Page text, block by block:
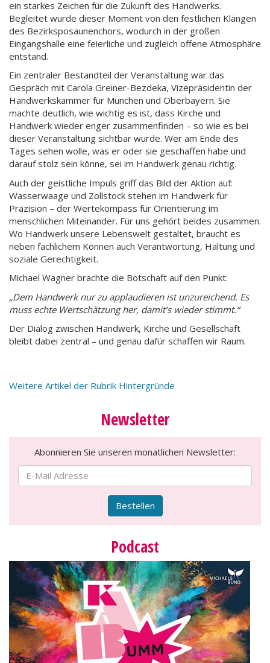
ein starkes Zeichen für die Zukunft des Handwerks.
Begleitet wurde dieser Moment von den festlichen Klängen
des Bezirksposaunenchors, wodurch in der großen
Eingangshalle eine feierliche und zugleich offene Atmosphäre
entstand.
Ein zentraler Bestandteil der Veranstaltung war das
Gespräch mit Carola Greiner-Bezdeka, Vizepräsidentin der
Handwerkskammer für München und Oberbayern. Sie
machte deutlich, wie wichtig es ist, dass Kirche und
Handwerk wieder enger zusammenfinden – so wie es bei
dieser Veranstaltung sichtbar wurde. Wer am Ende des
Tages sehen wolle, was er oder sie geschaffen habe und
darauf stolz sein könne, sei im Handwerk genau richtig.
Auch der geistliche Impuls griff das Bild der Aktion auf:
Wasserwaage und Zollstock stehen im Handwerk für
Präzision – der Wertekompass für Orientierung im
menschlichen Miteinander. Für uns gehört beides zusammen.
Wo Handwerk unsere Lebenswelt gestaltet, braucht es
neben fachlichem Können auch Verantwortung, Haltung und
soziale Gerechtigkeit.
Michael Wagner brachte die Botschaft auf den Punkt:
„Dem Handwerk nur zu applaudieren ist unzureichend. Es
muss echte Wertschätzung her, damit’s wieder stimmt.“
Der Dialog zwischen Handwerk, Kirche und Gesellschaft
bleibt dabei zentral – und genau dafür schaffen wir Raum.
Weitere Artikel der Rubrik Hintergründe
Newsletter
Abonnieren Sie unseren monatlichen Newsletter:
Bestellen
Podcast